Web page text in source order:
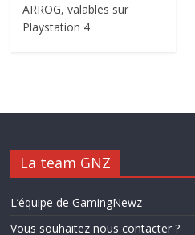
ARROG, valables sur
Playstation 4
La team GNZ
L’équipe de GamingNewz
Vous souhaitez nous contacter ?